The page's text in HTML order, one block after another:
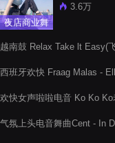
夜店商业舞
3.6万
越南鼓 Relax Take lt Easy(
西班牙欢快 Fraag Malas -
欢快女声啦啦电音 Ko Ko
气氛上头电音舞曲Cent - In